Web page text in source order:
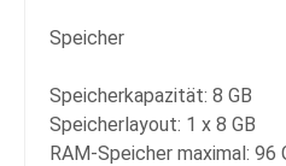
Speicher
Speicherkapazität: 8 GB
Speicherlayout: 1 x 8 GB
RAM-Speicher maximal: 96